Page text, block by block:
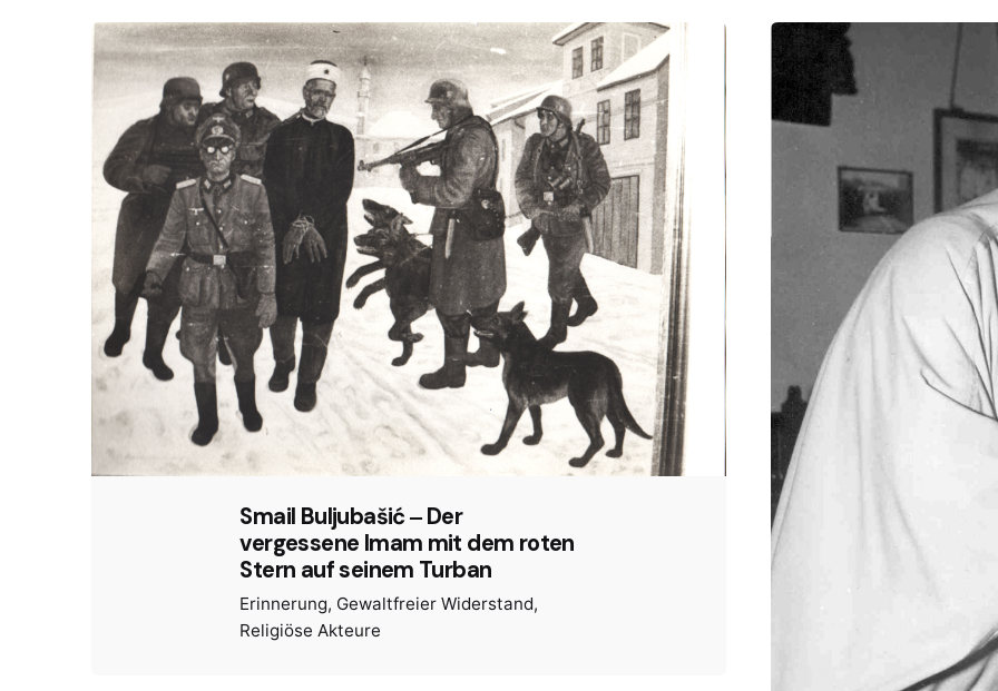
Smail Buljubašić ‒ Der
vergessene Imam mit dem roten
Stern auf seinem Turban
Erinnerung Gewaltfreier Widerstand
Religiöse Akteure